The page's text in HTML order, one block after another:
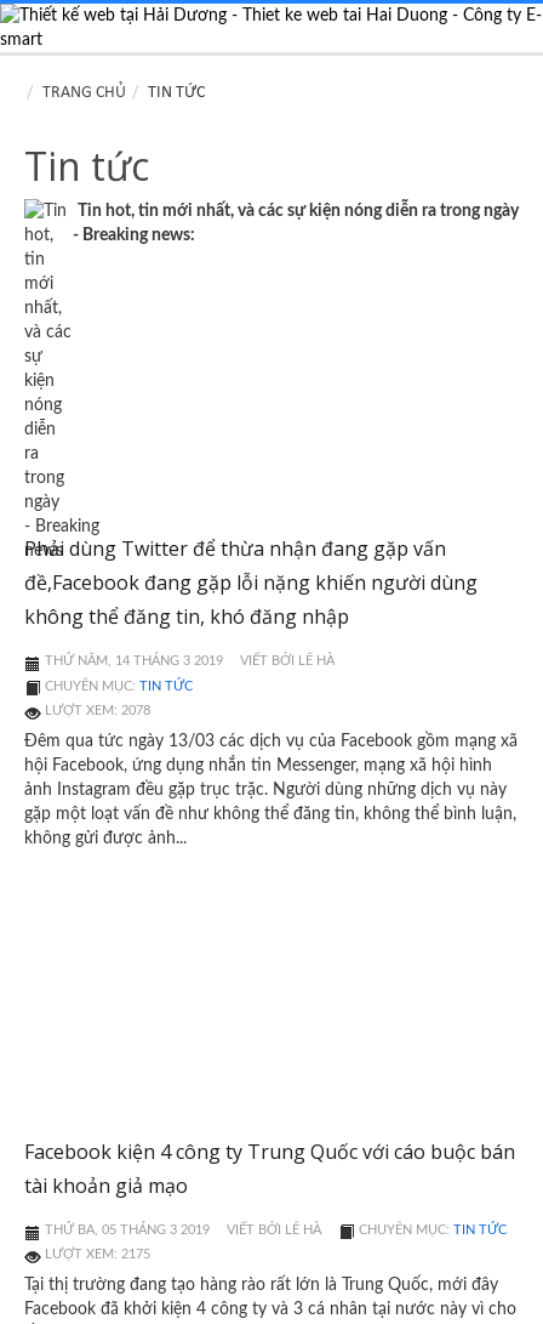
TRANG CHỦ TIN TỨC
Tin tức
Tin hot, tin mới nhất, và các sự kiện nóng diễn ra trong ngày
- Breaking news:
Phải dùng Twitter để thừa nhận đang gặp vấn
đề,Facebook đang gặp lỗi nặng khiến người dùng
không thể đăng tin, khó đăng nhập
THỨ NĂM, 14 THÁNG 3 2019
VIẾT BỞI LÊ HÀ
CHUYÊN MỤC: TIN TỨC
LƯỢT XEM: 2078
Đêm qua tức ngày 13/03 các dịch vụ của Facebook gồm mạng xã
hội Facebook, ứng dụng nhắn tin Messenger, mạng xã hội hình
ảnh Instagram đều gặp trục trặc. Người dùng những dịch vụ này
gặp một loạt vấn đề như không thể đăng tin, không thể bình luận,
không gửi được ảnh...
Facebook kiện 4 công ty Trung Quốc với cáo buộc bán
tài khoản giả mạo
THỨ BA, 05 THÁNG 3 2019 VIẾT BỞI LÊ HÀ CHUYÊN MỤC: TIN TỨC
LƯỢT XEM: 2175
Tại thị trường đang tạo hàng rào rất lớn là Trung Quốc, mới đây
Facebook đã khởi kiện 4 công ty và 3 cá nhân tại nước này vì cho